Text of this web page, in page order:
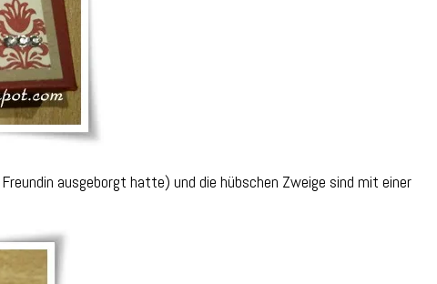
ausgeborgt hatte) und die hübschen Zweige sind mit einer